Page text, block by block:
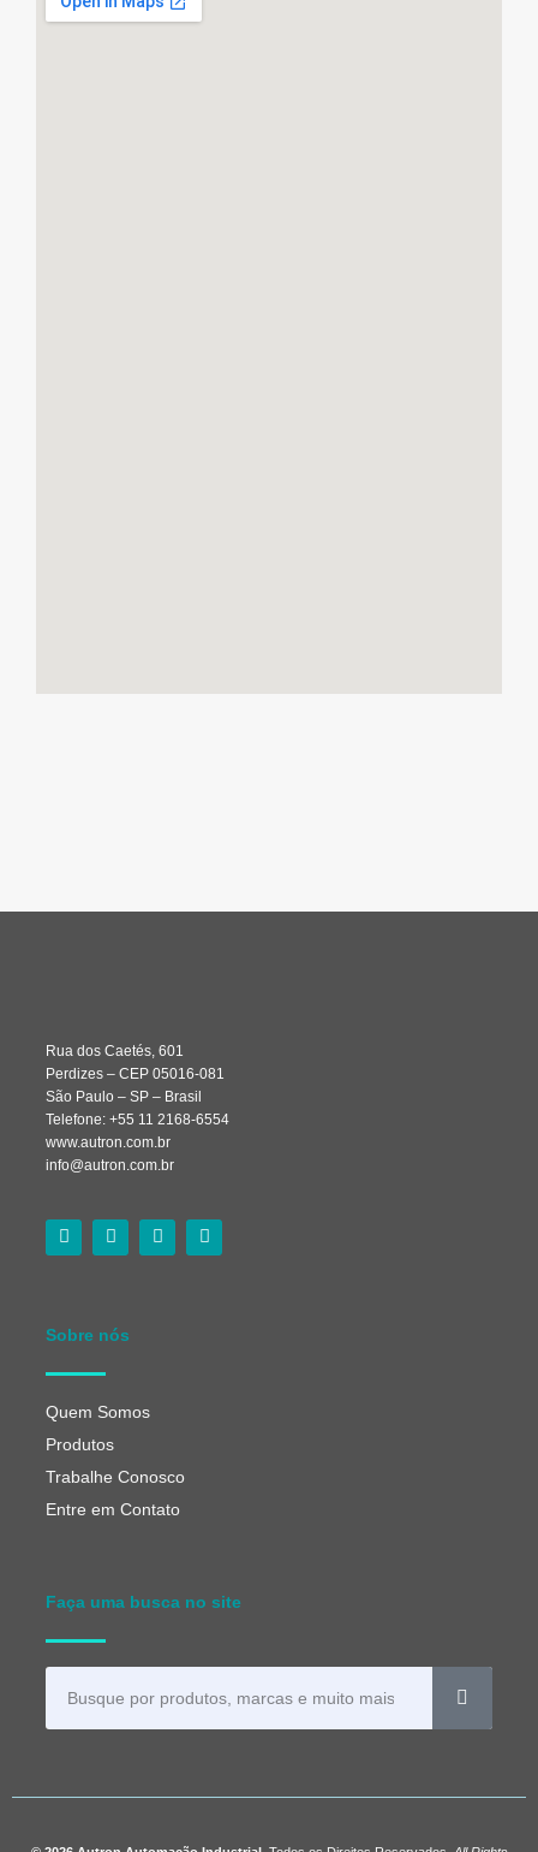
Rua dos Caetés, 601
Perdizes – CEP 05016-081
São Paulo – SP – Brasil
Telefone: +55 11 2168-6554
www.autron.com.br
info@autron.com.br
Sobre nós
Quem Somos
Produtos
Trabalhe Conosco
Entre em Contato
Faça uma busca no site